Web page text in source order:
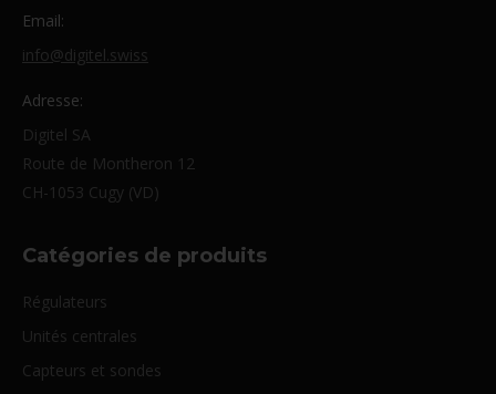
Email:
info@digitel.swiss
Adresse:
Digitel SA
Route de Montheron 12
CH-1053 Cugy (VD)
Catégories de produits
Régulateurs
Unités centrales
Capteurs et sondes